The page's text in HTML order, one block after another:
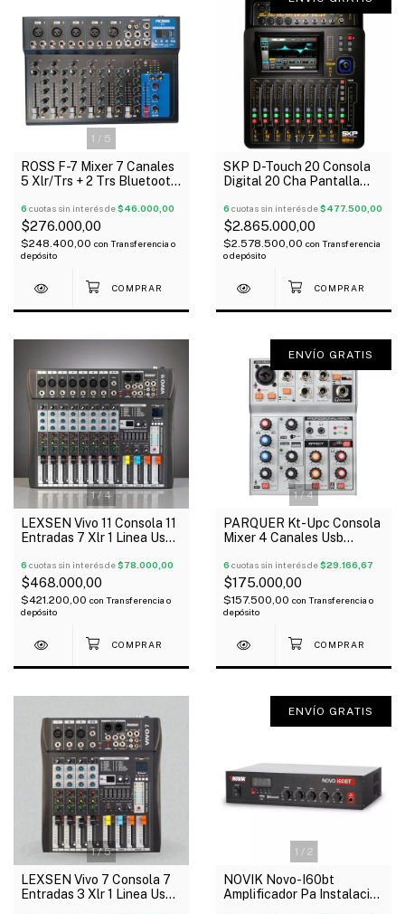
1 / 5
ROSS F-7 Mixer 7 Canales
5 Xlr/Trs + 2 Trs Bluetooth
6 cuotas sin interés de$46.000,00
$276.000,00
$248.400,00 con Transferencia o
depósito
1/ 7
SKP D-Touch 20 Consola
Digital 20 Cha Pantalla
Motorizados Oferta!
6 cuotas sin interés de$477.500,00
$2.865.000,00
$2.578.500,00 con Transferencia
o depósito
1/4
LEXSEN Vivo 11 Consola 11
Entradas 7 Xlr 1 Linea Usb
6 cuotas sin interés de$78.000,00
$468.000,00
$421.200,00 con Transferencia o
depósito
1/4
ENVÍO GRATIS
PARQUER Kt-Upc Consola
Mixer 4 Canales Usb
6 cuotas sin interés de$29.166,67
$175.000,00
$157.500,00 con Transferencia o
depósito
1/5
LEXSEN Vivo 7 Consola 7
Entradas 3 Xlr 1 Linea Usb
1 / 2
ENVÍO GRATIS
NOVIK Novo-I60bt
Amplificador Pa Instalación